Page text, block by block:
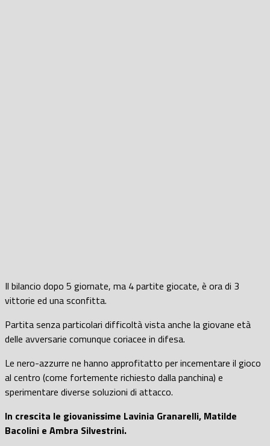
Il bilancio dopo 5 giornate, ma 4 partite giocate, è ora di 3
vittorie ed una sconfitta.
Partita senza particolari difficoltà vista anche la giovane età
delle avversarie comunque coriacee in difesa.
Le nero-azzurre ne hanno approfitatto per incementare il gioco
al centro (come fortemente richiesto dalla panchina) e
sperimentare diverse soluzioni di attacco.
In crescita le giovanissime Lavinia Granarelli, Matilde
Bacolini e Ambra Silvestrini.